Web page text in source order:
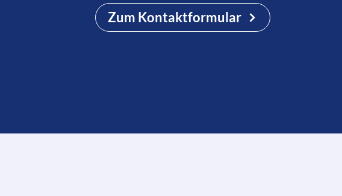
Zum Kontaktformular